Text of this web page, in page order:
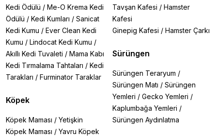
Kedi Ödülü / Me-O Krema Kedi
Ödülü / Kedi Kumları / Sanicat
Kedi Kumu / Ever Clean Kedi
Kumu / Lindocat Kedi Kumu /
Akıllı Kedi Tuvaleti / Mama Kabı
Kedi Tırmalama Tahtaları / Kedi
Tarakları / Furminator Taraklar
Köpek
Köpek Maması / Yetişkin
Köpek Maması / Yavru Köpek
Tavşan Kafesi / Hamster
Kafesi
Ginepig Kafesi / Hamster Çarkı
Sürüngen
Sürüngen Teraryum /
Sürüngen Matı / Sürüngen
Yemleri / Gecko Yemleri /
Kaplumbağa Yemleri /
Sürüngen Aydınlatma